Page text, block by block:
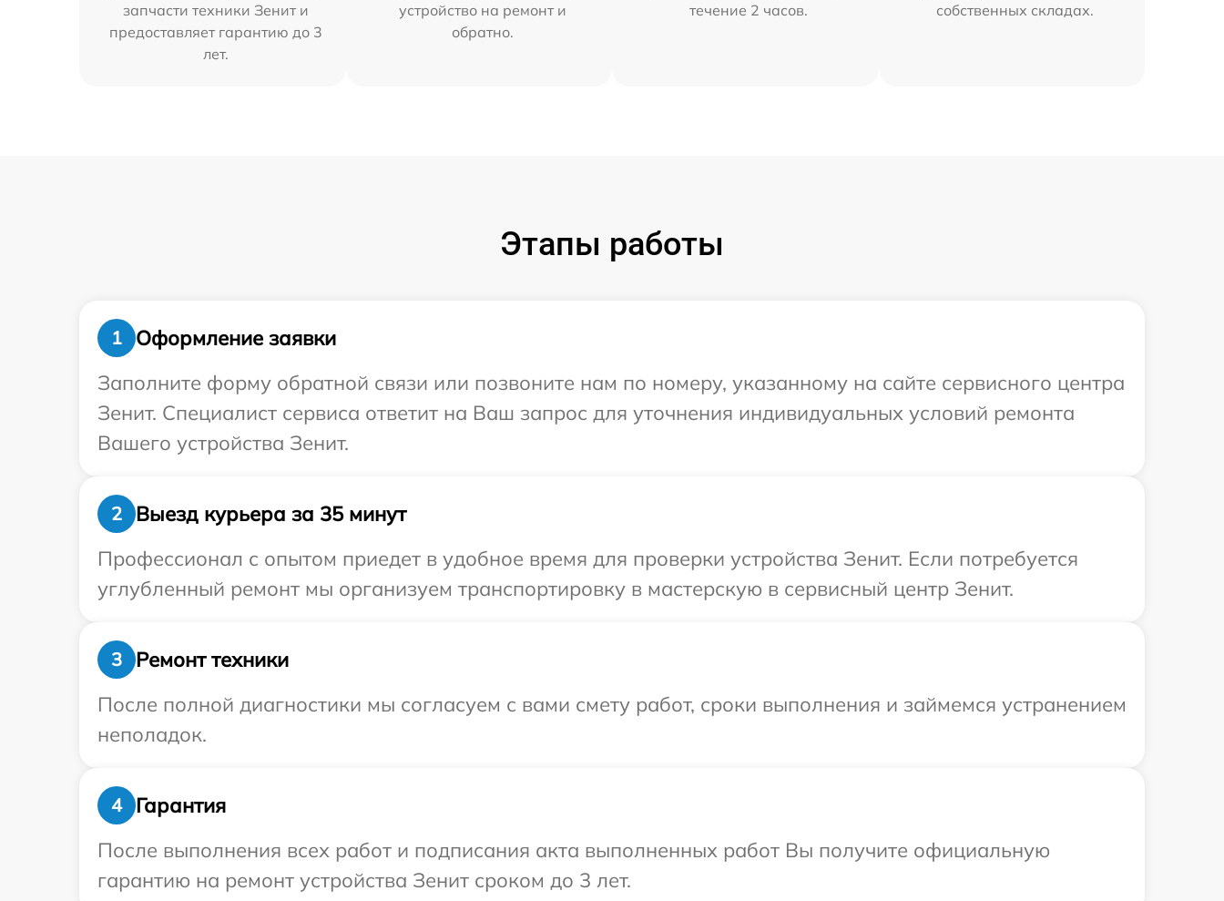
запчасти техники Зенит и
предоставляет гарантию до 3
лет.
устройство на ремонт и
обратно.
течение 2 часов.
собственных складах.
Этапы работы
1
Оформление заявки
Заполните форму обратной связи или позвоните нам по номеру, указанному на сайте сервисного центра
Зенит. Специалист сервиса ответит на Ваш запрос для уточнения индивидуальных условий ремонта
Вашего устройства Зенит.
2
Выезд курьера за 35 минут
Профессионал с опытом приедет в удобное время для проверки устройства Зенит. Если потребуется
углубленный ремонт мы организуем транспортировку в мастерскую в сервисный центр Зенит.
3
Ремонт техники
После полной диагностики мы согласуем с вами смету работ, сроки выполнения и займемся устранением
неполадок.
4
Гарантия
После выполнения всех работ и подписания акта выполненных работ Вы получите официальную
гарантию на ремонт устройства Зенит сроком до 3 лет.